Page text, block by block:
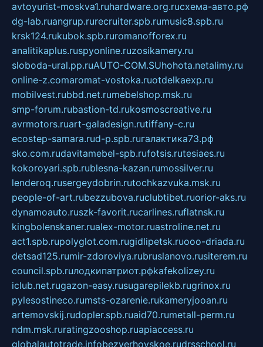
avtoyurist-moskva1.ruhardware.org.ruсхема-авто.рф
dg-lab.ruangrup.rurecruiter.spb.rumusic8.spb.ru
krsk124.rukubok.spb.ruromanofforex.ru
analitikaplus.ruspyonline.ruzosikamery.ru
sloboda-ural.pp.ruAUTO-COM.SUhohota.netalimy.ru
online-z.comaromat-vostoka.ruotdelkaexp.ru
mobilvest.rubbd.net.rumebelshop.msk.ru
smp-forum.rubastion-td.rukosmoscreative.ru
avrmotors.ruart-galadesign.rutiffany-c.ru
ecostep-samara.rud-p.spb.ruгалактика73.рф
sko.com.rudavitamebel-spb.rufotsis.rutesiaes.ru
kokoroyari.spb.rublesna-kazan.rumossilver.ru
lenderoq.rusergeydobrin.rutochkazvuka.msk.ru
people-of-art.rubezzubova.ruclubtibet.ruorior-aks.ru
dynamoauto.ruszk-favorit.rucarlines.ruflatnsk.ru
kingbolenskaner.rualex-motor.ruastroline.net.ru
act1.spb.rupolyglot.com.rugidlipetsk.ruooo-driada.ru
detsad125.rumir-zdoroviya.rubruslanovo.rusiterem.ru
council.spb.ruлодкипатриот.рфkafekolizey.ru
iclub.net.rugazon-easy.rusugarepilekb.rugrinox.ru
pylesostineco.rumsts-ozarenie.rukameryjooan.ru
artemovskij.rudopler.spb.ruaid70.rumetall-perm.ru
ndm.msk.ruratingzooshop.ruapiaccess.ru
globalautotrade.infobezverhovskoe.rudrsschool.ru